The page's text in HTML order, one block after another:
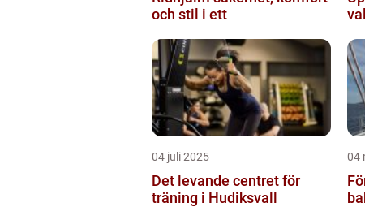
och stil i ett
04 juli 2025
Det levande centret för
träning i Hudiksvall
04